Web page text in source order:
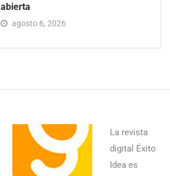
abierta
agosto 6, 2026
La revista
digital Éxito
Idea es